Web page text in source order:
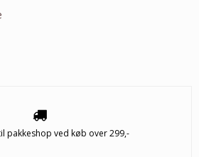
pakkeshop ved køb over 299,-